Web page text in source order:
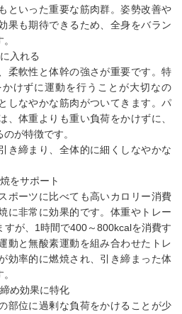
といった重要な筋肉群。姿勢改善や
果も期待できるため、全身をバラン
。
入れる
柔軟性と体幹の強さが重要です。特
けずに運動を行うことが大切なの
しなやかな筋肉がついてきます。パ
、体重よりも重い負荷をかけずに、
が特徴です。
き締まり、全体的に細くしなやかな
をサポート
ポーツに比べても高いカロリー消費
に非常に効果的です。体重やトレー
すが、1時間で400～800kcalを消費す
動と無酸素運動を組み合わせたトレ
効率的に燃焼され、引き締まった体
。
め効果に特化
部位に過剰な負荷をかけることが少